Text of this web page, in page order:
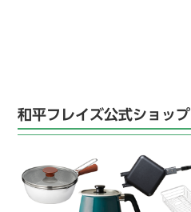
和平フレイズ公式ショップ